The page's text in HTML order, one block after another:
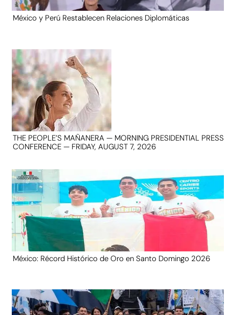
México y Perú Restablecen Relaciones Diplomáticas
THE PEOPLE’S MAÑANERA — MORNING PRESIDENTIAL PRESS
CONFERENCE — FRIDAY, AUGUST 7, 2026
México: Récord Histórico de Oro en Santo Domingo 2026